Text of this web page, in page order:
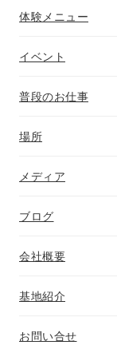
体験メニュー
イベント
普段のお仕事
場所
メディア
ブログ
会社概要
基地紹介
お問い合せ